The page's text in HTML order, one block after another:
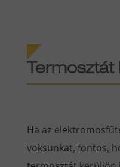
Termosztát
Ha az
voksunkat, fontos,